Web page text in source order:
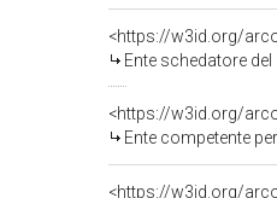
<https://w3id.org/
Ente schedatore del
<https://w3id.org/
Ente competente per
<https://w3id.org/